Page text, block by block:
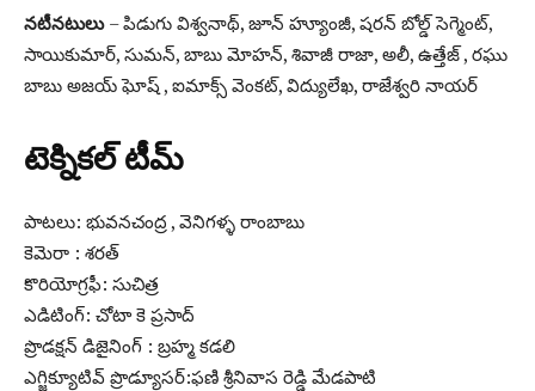
నటీనటులు – పిడుగు విశ్వనాథ్, జూన్ హ్యూంజీ, షరన్ బోల్డ్ సెగ్మెంట్,
సాయికుమార్, సుమన్, బాబు మోహన్, శివాజీ రాజా, అలీ, ఉత్తేజ్ , రఘు
బాబు అజయ్ ఘోష్ , ఐమాక్స్ వెంకట్, విద్యులేఖ, రాజేశ్వరి నాయర్
టెక్నికల్ టీమ్
పాటలు: భువనచంద్ర , వెనిగళ్ళ రాంబాబు
కెమెరా : శరత్
కొరియోగ్రఫీ: సుచిత్ర
ఎడిటింగ్: చోటా కె ప్రసాద్
ప్రొడక్షన్ డిజైనింగ్ : బ్రహ్మ కడలి
ఎగ్జిక్యూటివ్ ప్రొడ్యూసర్:ఫణి శ్రీనివాస రెడ్డి మేడపాటి